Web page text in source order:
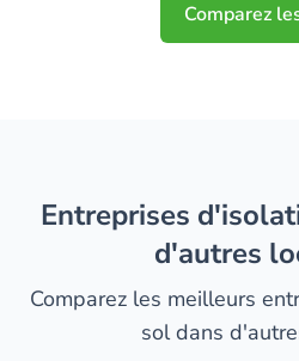
Comparez
entreprises d'isolation du sol dans
d'autres
Comparez les meilleurs
sol dans